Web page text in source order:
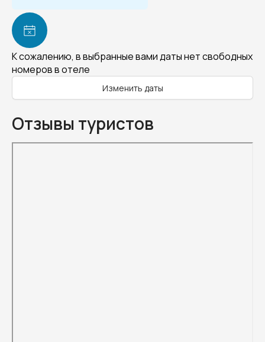
К сожалению, в выбранные вами даты нет свободных
номеров в отеле
Изменить даты
Отзывы туристов